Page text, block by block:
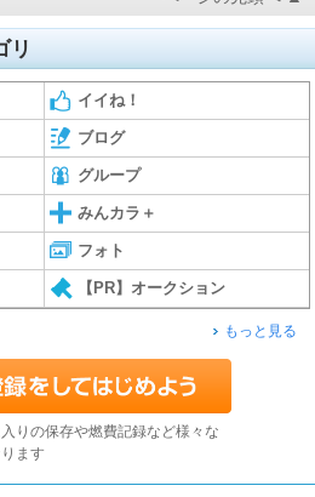
リ
イイね！
ブログ
グループ
みんカラ＋
フォト
【PR】オークション
もっと見る
りの保存や燃費記録など様々な
ます